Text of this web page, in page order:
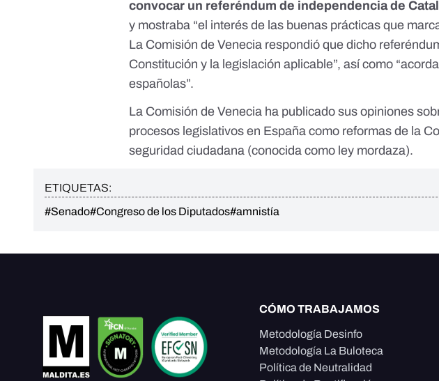
convocar un referéndum de independencia de
y mostraba “el interés de las buenas prácticas que
La Comisión de Venecia respondió que dicho
Constitución y la legislación aplicable”, así como
españolas”.
La Comisión de Venecia ha publicadosus opiniones
procesos legislativos en España como reformas de la
seguridad ciudadana (conocida como ley mordaza).
ETIQUETAS:
#Senado#Congreso de los Diputados#amnistía
CÓMO TRABAJAMOS
Metodología Desinfo
Metodología La Buloteca
Política de Neutralidad